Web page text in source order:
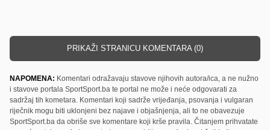
PRIKAŽI STRANICU KOMENTARA (0)
NAPOMENA: Komentari odražavaju stavove njihovih autora/ica, a ne nužno
i stavove portala SportSport.ba te portal ne može i neće odgovarati za
sadržaj tih kometara. Komentari koji sadrže vrijeđanja, psovanja i vulgaran
riječnik mogu biti uklonjeni bez najave i objašnjenja, ali to ne obavezuje
SportSport.ba da obriše sve komentare koji krše pravila. Čitanjem prihvatate